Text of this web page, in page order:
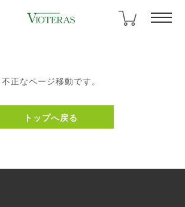
不正なページ移動です。
トップへ戻る